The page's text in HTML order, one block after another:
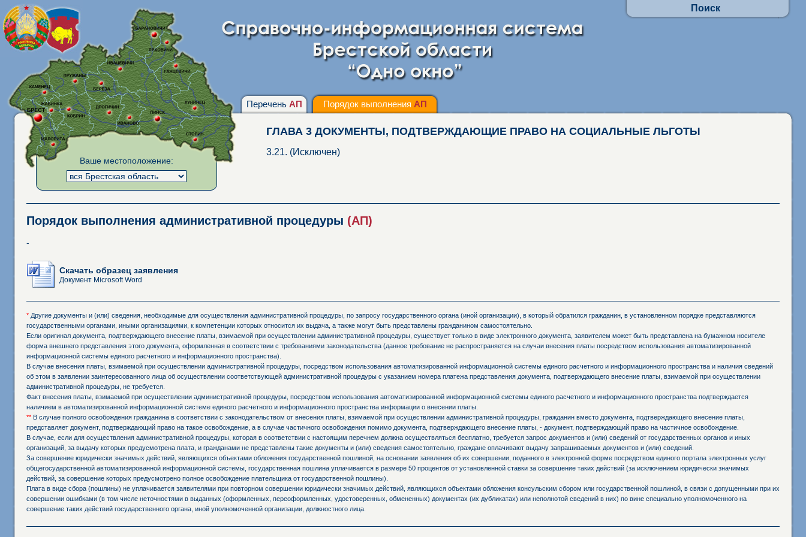
Ваше местоположение:
Поиск
Перечень АП Порядок выполнения АП
ГЛАВА 3 ДОКУМЕНТЫ, ПОДТВЕРЖДАЮЩИЕ ПРАВО НА СОЦИАЛЬНЫЕ ЛЬГОТЫ
3.21. (Исключен)
Порядок выполнения административной процедуры (АП)
-
Скачать образец заявления
Документ Microsoft Word
* Другие документы и (или) сведения, необходимые для осуществления административной процедуры, по запросу государственного органа (иной организации), в который обратился гражданин, в установленном порядке представляются
государственными органами, иными организациями, к компетенции которых относится их выдача, а также могут быть представлены гражданином самостоятельно.
Если оригинал документа, подтверждающего внесение платы, взимаемой при осуществлении административной процедуры, существует только в виде электронного документа, заявителем может быть представлена на бумажном носителе
форма внешнего представления этого документа, оформленная в соответствии с требованиями законодательства (данное требование не распространяется на случаи внесения платы посредством использования автоматизированной
информационной системы единого расчетного и информационного пространства).
В случае внесения платы, взимаемой при осуществлении административной процедуры, посредством использования автоматизированной информационной системы единого расчетного и информационного пространства и наличия сведений
об этом в заявлении заинтересованного лица об осуществлении соответствующей административной процедуры с указанием номера платежа представления документа, подтверждающего внесение платы, взимаемой при осуществлении
административной процедуры, не требуется.
Факт внесения платы, взимаемой при осуществлении административной процедуры, посредством использования автоматизированной информационной системы единого расчетного и информационного пространства подтверждается
наличием в автоматизированной информационной системе единого расчетного и информационного пространства информации о внесении платы.
** В случае полного освобождения гражданина в соответствии с законодательством от внесения платы, взимаемой при осуществлении административной процедуры, гражданин вместо документа, подтверждающего внесение платы,
представляет документ, подтверждающий право на такое освобождение, а в случае частичного освобождения помимо документа, подтверждающего внесение платы, - документ, подтверждающий право на частичное освобождение.
В случае, если для осуществления административной процедуры, которая в соответствии с настоящим перечнем должна осуществляться бесплатно, требуется запрос документов и (или) сведений от государственных органов и иных
организаций, за выдачу которых предусмотрена плата, и гражданами не представлены такие документы и (или) сведения самостоятельно, граждане оплачивают выдачу запрашиваемых документов и (или) сведений.
За совершение юридически значимых действий, являющихся объектами обложения государственной пошлиной, на основании заявления об их совершении, поданного в электронной форме посредством единого портала электронных услуг
общегосударственной автоматизированной информационной системы, государственная пошлина уплачивается в размере 50 процентов от установленной ставки за совершение таких действий (за исключением юридически значимых
действий, за совершение которых предусмотрено полное освобождение плательщика от государственной пошлины).
Плата в виде сбора (пошлины) не уплачивается заявителями при повторном совершении юридически значимых действий, являющихся объектами обложения консульским сбором или государственной пошлиной, в связи с допущенными при их
совершении ошибками (в том числе неточностями в выданных (оформленных, переоформленных, удостоверенных, обмененных) документах (их дубликатах) или неполнотой сведений в них) по вине специально уполномоченного на
совершение таких действий государственного органа, иной уполномоченной организации, должностного лица.